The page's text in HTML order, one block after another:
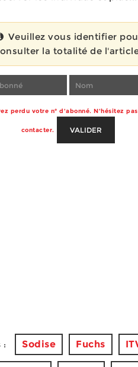
Veuillez vous identifier
la totalité de
perdu votre n° d'abonné. N'hésitez
contacter. VALIDER
: Sodise Fuchs